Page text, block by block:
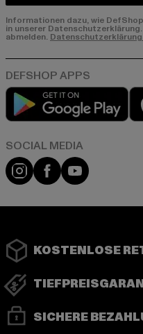
Informationen dazu, wie
in unserer
abmelden.
Instagram
FacebookYouTube
KOSTENLOSE
SICHERE